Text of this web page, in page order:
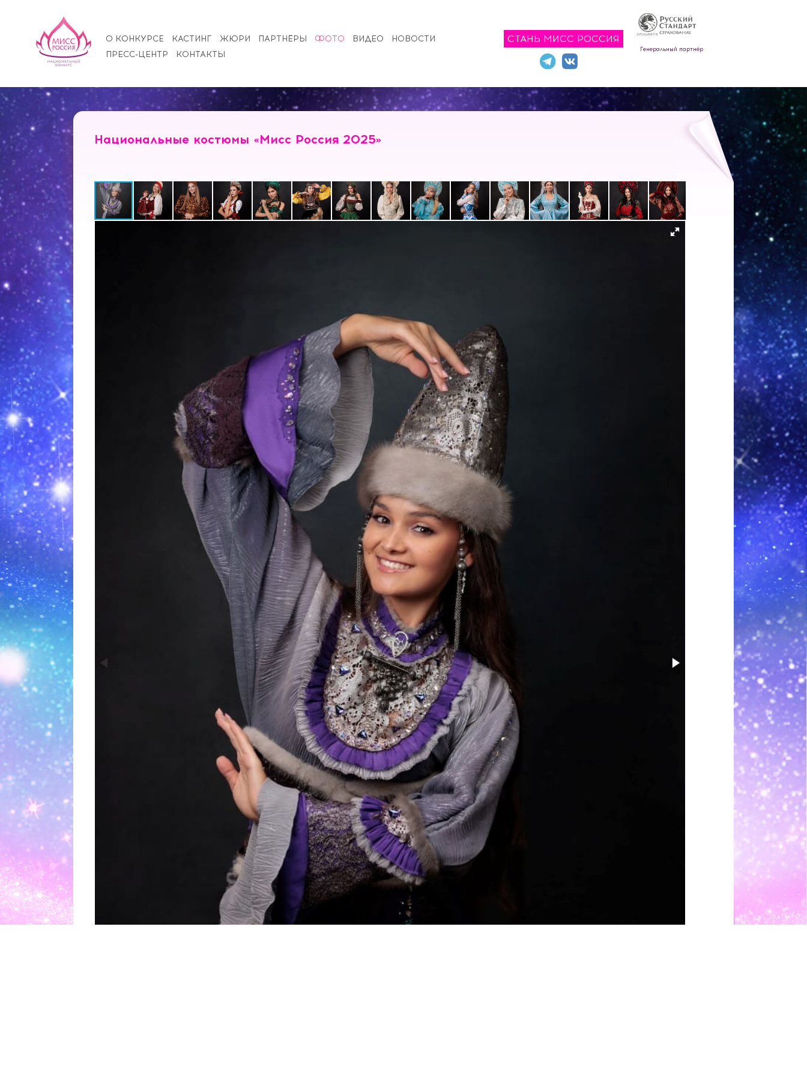
О КОНКУРСЕ КАСТИНГ ЖЮРИ ПАРТНЁРЫ ФОТО ВИДЕО
НОВОСТИ
ПРЕСС-ЦЕНТР
КОНТАКТЫ
СТАНЬ МИСС РОССИЯ
Генеральный партнёр
Национальные костюмы «Мисс Россия 2025»